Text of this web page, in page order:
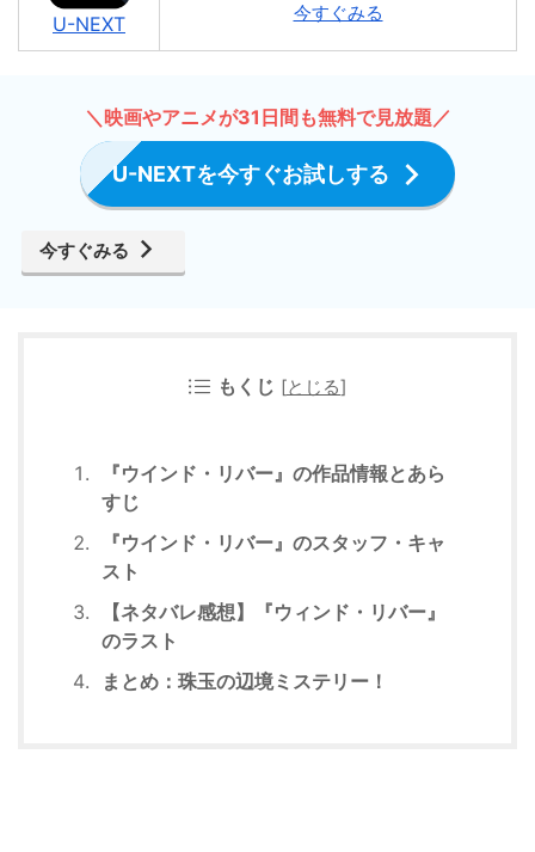
U-NEXT
今すぐみる
＼映画やアニメが31日間も無料で見放題／
U-NEXTを今すぐお試しする
今すぐみる
もくじ [とじる]
『ウインド・リバー』の作品情報とあら
すじ
『ウインド・リバー』のスタッフ・キャ
スト
【ネタバレ感想】『ウィンド・リバー』
のラスト
まとめ：珠玉の辺境ミステリー！